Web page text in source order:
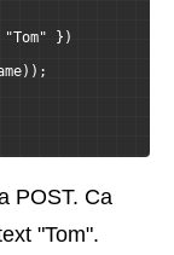
})
POST. Ca
"Tom".